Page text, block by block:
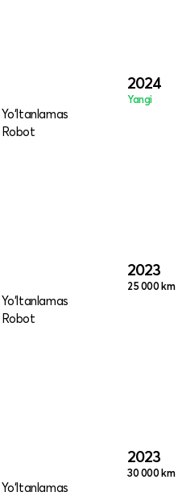
Yo‘ltanlamas
Robot
2024
Yangi
Yo‘ltanlamas
Robot
2023
25 000 km
Yo‘ltanlamas
2023
30 000 km